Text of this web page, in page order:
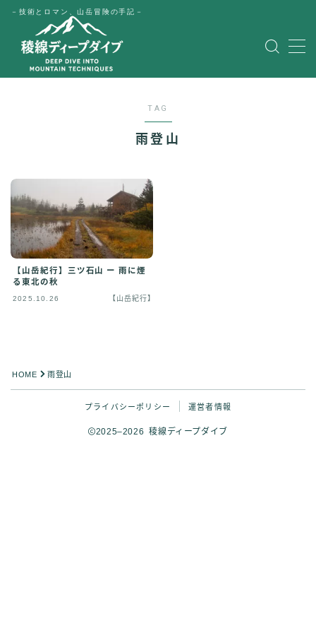
－技術とロマン、山岳冒険の手記－
MENU
Japanese
TAG
雨登山
【山岳紀行】三ツ石山 ー 雨に煙
る東北の秋
2025.10.26 【山岳紀行】
HOME 雨登山
プライバシーポリシー 運営者情報
2025–2026 稜線ディープダイブ